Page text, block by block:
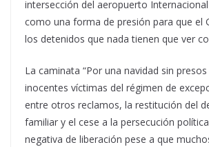
intersección del aeropuerto
como una forma de presión para que el
los detenidos que nada tienen que ver
La caminata “Por una navidad sin
inocentes víctimas del régimen de
entre otros reclamos, la restitución del
familiar y el cese a la persecución
negativa de liberación pese a que